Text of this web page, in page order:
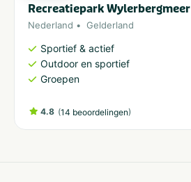
Recreatiepark Wylerbergmeer
Nederland Gelderland
Sportief & actief
Outdoor en sportief
Groepen
4.8 (14 beoordelingen)